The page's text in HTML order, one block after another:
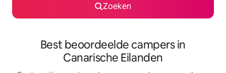
Zoeken
Best beoordeelde campers in
Canarische Eilanden